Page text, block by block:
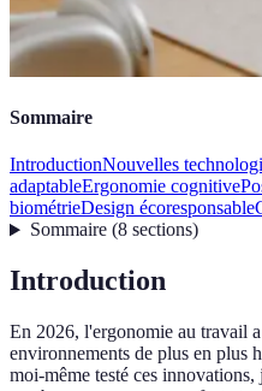
Sommaire
IntroductionNouvelles
adaptableErgonomie cognitive
biométrieDesign écoresponsable
Sommaire(8 sections)
Introduction
En 2026, l'ergonomie au travail
environnements de plus en plus
moi-même testé ces